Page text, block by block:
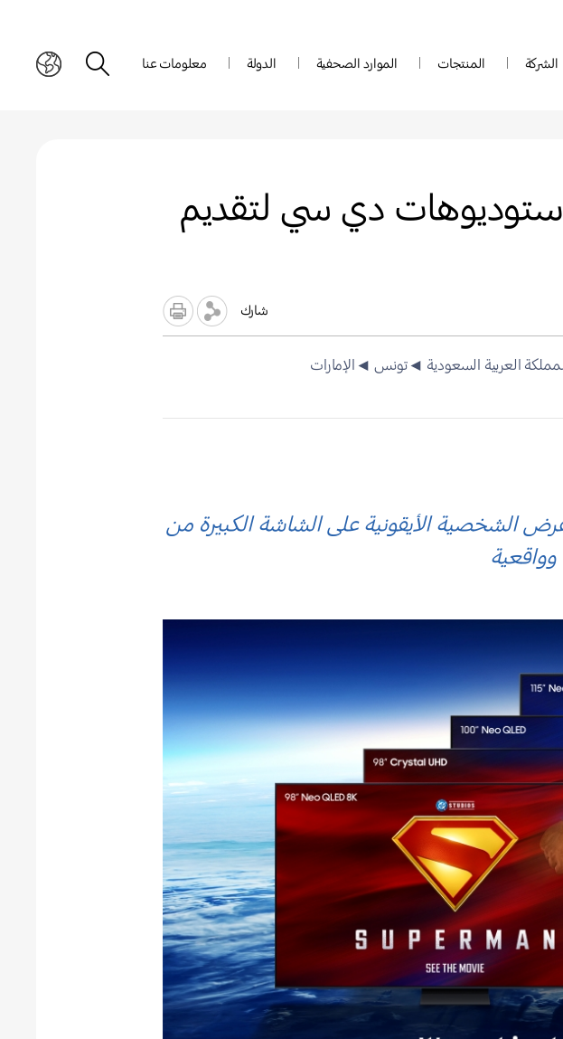
الشركة المنتجات الموارد الصحفية الدولة معلومات عنا
دي سي لتقديم
شارك
العربية السعودية ◄تونس ◄الإمارات
الشخصية الأيقونية على الشاشة الكبيرة من